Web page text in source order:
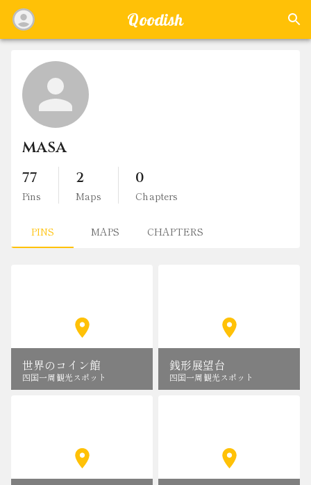
Qoodish
masa
77
Pins
2
Maps
0
Chapters
PINS MAPS CHAPTERS
世界のコイン館
四国一周観光スポット
銭形展望台
四国一周観光スポット